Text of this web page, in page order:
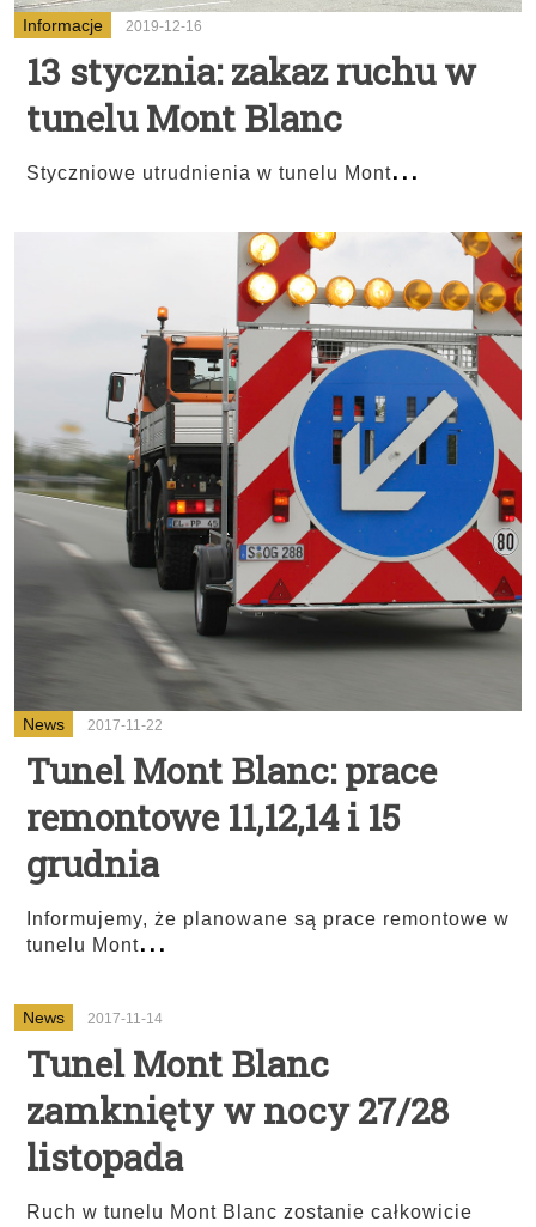
Informacje 2019-12-16
13 stycznia: zakaz ruchu w
tunelu Mont Blanc
Styczniowe utrudnienia w tunelu Mont...
News 2017-11-22
Tunel Mont Blanc: prace
remontowe 11,12,14 i 15
grudnia
Informujemy, że planowane są prace remontowe w
tunelu Mont...
News 2017-11-14
Tunel Mont Blanc
zamknięty w nocy 27/28
listopada
Ruch w tunelu Mont Blanc zostanie całkowicie